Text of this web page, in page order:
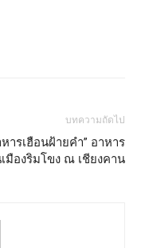
บทความถัดไป
ารเฮือนฝ้ายคำ” อาหาร
มืองริมโขง ณ เชียงคาน